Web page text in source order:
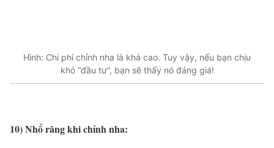
Hình: Chi phí chỉnh nha là khá cao. Tuy vậy, nếu bạn chịu
khó “đầu tư”, bạn sẽ thấy nó đáng giá!
10) Nhổ răng khi chỉnh nha: